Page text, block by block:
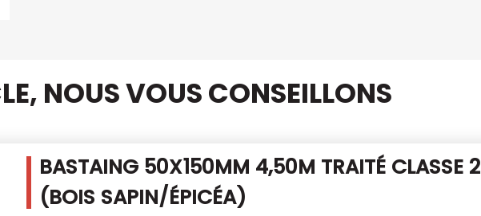
NOUS VOUS CONSEILLONS
BASTAING 50X150MM 4,50M TRAITÉ CLASSE 2
(BOIS SAPIN/ÉPICÉA)